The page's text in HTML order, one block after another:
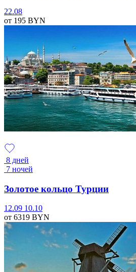
22.08
от 195 BYN
8 дней
7 ночей
Золотое кольцо Турции
12.09 10.10
от 6319 BYN